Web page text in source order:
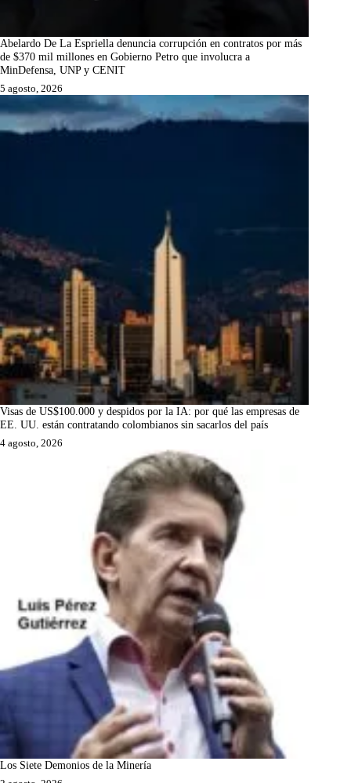
Abelardo De La Espriella denuncia corrupción en contratos por más
de $370 mil millones en Gobierno Petro que involucra a
MinDefensa, UNP y CENIT
5 agosto, 2026
Visas de US$100.000 y despidos por la IA: por qué las empresas de
EE. UU. están contratando colombianos sin sacarlos del país
4 agosto, 2026
Los Siete Demonios de la Minería